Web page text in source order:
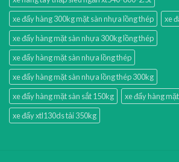
xe đẩy hàng 300kg mặt sàn nhựa lồng thép
xe
xe đẩy hàng mặt sàn nhựa 300kg lồng thép
xe đẩy hàng mặt sàn nhựa lồng thép
xe đẩy hàng mặt sàn nhựa lồng thép 300kg
xe đẩy hàng mặt sàn sắt 150kg
xe đẩy hàng
xe đẩy xtl130ds tải 350kg